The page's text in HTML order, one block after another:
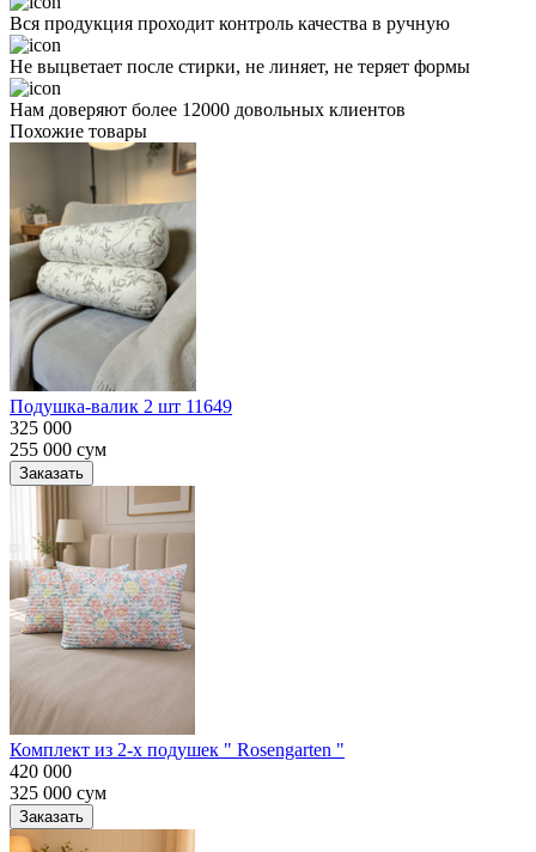
Вся продукция проходит контроль качества в ручную
Не выцветает после стирки, не линяет, не теряет формы
Нам доверяют более 12000 довольных клиентов
Похожие товары
Подушка-валик 2 шт 11649
325 000
255 000 сум
Заказать
Комплект из 2-х подушек " Rosengarten "
420 000
325 000 сум
Заказать